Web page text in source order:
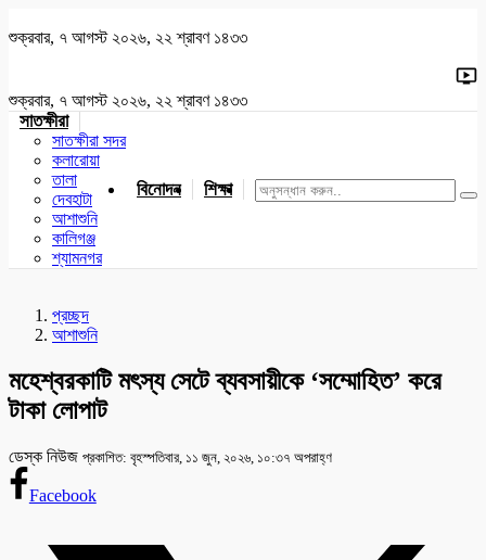
শুক্রবার, ৭ আগস্ট ২০২৬, ২২ শ্রাবণ ১৪৩৩
শুক্রবার, ৭ আগস্ট ২০২৬, ২২ শ্রাবণ ১৪৩৩
সাতক্ষীরা
সাতক্ষীরা সদর
কলারোয়া
তালা
দেবহাটা
আশাশুনি
কালিগঞ্জ
শ্যামনগর
বিনোদন শিক্ষা খেলাধুলা জাতীয় যশোর
প্রচ্ছদ
আশাশুনি
মহেশ্বরকাটি মৎস্য সেটে ব্যবসায়ীকে ‘সম্মোহিত’ করে
টাকা লোপাট
ডেস্ক নিউজ প্রকাশিত: বৃহস্পতিবার, ১১ জুন, ২০২৬, ১০:৩৭ অপরাহ্ণ
Facebook